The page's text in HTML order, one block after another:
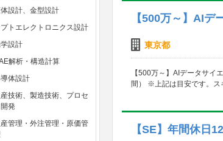
【500万～】AI
東京都
【500万～】AIデータサイ
間） ※上記は目安です。ス
【SE】年間休日
設計、金型設計
トエレクトロニクス設計
設計
解析・構造計算
体設計
技術、製造技術、プロセ
発
管理・外注管理・原価管